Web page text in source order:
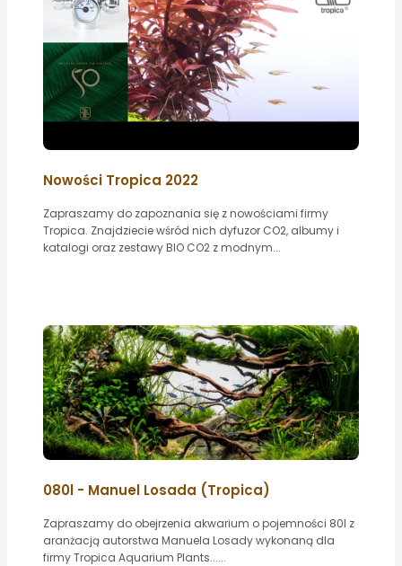
Nowości Tropica 2022
Zapraszamy do zapoznania się z nowościami firmy
Tropica. Znajdziecie wśród nich dyfuzor CO2, albumy i
katalogi oraz zestawy BIO CO2 z modnym...
080l - Manuel Losada (Tropica)
Zapraszamy do obejrzenia akwarium o pojemności 80l z
aranżacją autorstwa Manuela Losady wykonaną dla
firmy Tropica Aquarium Plants......